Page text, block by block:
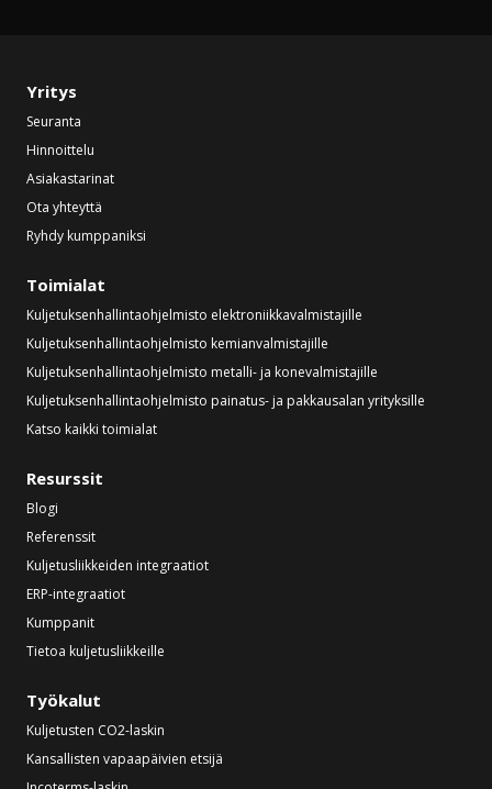
Yritys
Seuranta
Hinnoittelu
Asiakastarinat
Ota yhteyttä
Ryhdy kumppaniksi
Toimialat
Kuljetuksenhallintaohjelmisto elektroniikkavalmistajille
Kuljetuksenhallintaohjelmisto kemianvalmistajille
Kuljetuksenhallintaohjelmisto metalli- ja konevalmistajille
Kuljetuksenhallintaohjelmisto painatus- ja pakkausalan yrityksille
Katso kaikki toimialat
Resurssit
Blogi
Referenssit
Kuljetusliikkeiden integraatiot
ERP-integraatiot
Kumppanit
Tietoa kuljetusliikkeille
Työkalut
Kuljetusten CO2-laskin
Kansallisten vapaapäivien etsijä